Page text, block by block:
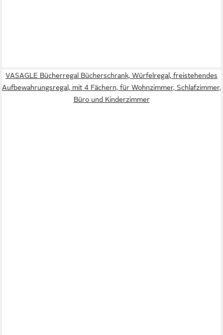
VASAGLE Bücherregal Bücherschrank, Würfelregal, freistehendes
Aufbewahrungsregal, mit 4 Fächern, für Wohnzimmer, Schlafzimmer,
Büro und Kinderzimmer